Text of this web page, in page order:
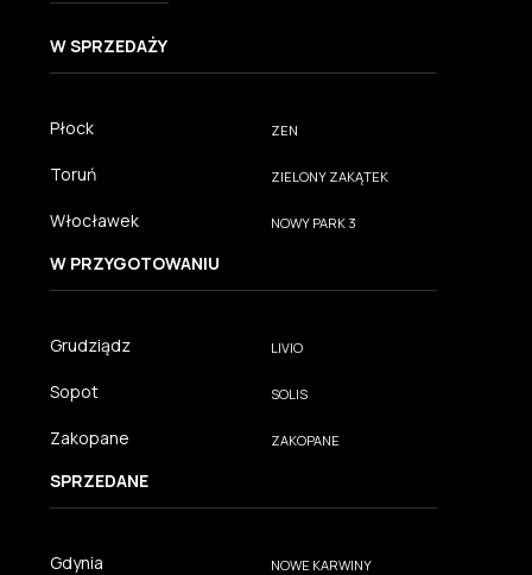
W SPRZEDAŻY
Płock ZEN
Toruń ZIELONY ZAKĄTEK
Włocławek NOWY PARK 3
W PRZYGOTOWANIU
Grudziądz LIVIO
Sopot SOLIS
Zakopane ZAKOPANE
SPRZEDANE
Gdynia NOWE KARWINY